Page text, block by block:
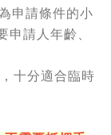
申請條件的小
申請人年齡、
十分適合臨時